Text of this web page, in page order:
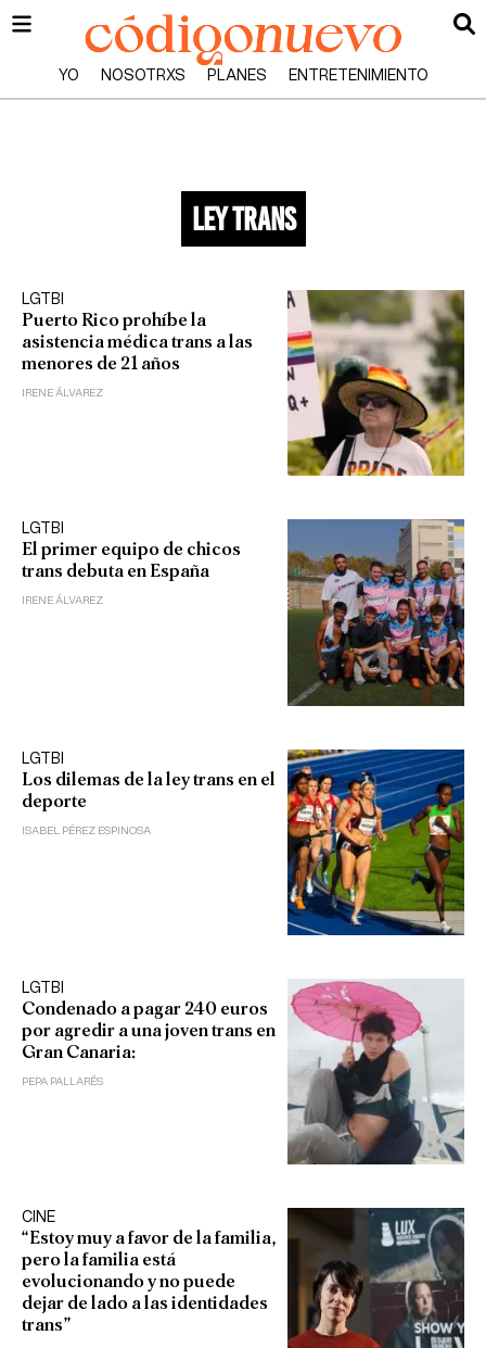
YO NOSOTRXS PLANES ENTRETENIMIENTO
ley trans
LGTBI
Puerto Rico prohíbe la
asistencia médica trans a las
menores de 21 años
IRENE ÁLVAREZ
LGTBI
El primer equipo de chicos
trans debuta en España
IRENE ÁLVAREZ
LGTBI
Los dilemas de la ley trans en el
deporte
ISABEL PÉREZ ESPINOSA
LGTBI
Condenado a pagar 240 euros
por agredir a una joven trans en
Gran Canaria:
PEPA PALLARÉS
CINE
“Estoy muy a favor de la familia,
pero la familia está
evolucionando y no puede
dejar de lado a las identidades
trans”